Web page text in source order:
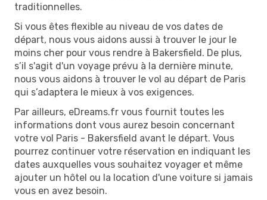
traditionnelles.
Si vous êtes flexible au niveau de vos dates de
départ, nous vous aidons aussi à trouver le jour le
moins cher pour vous rendre à Bakersfield. De plus,
s’il s'agit d'un voyage prévu à la dernière minute,
nous vous aidons à trouver le vol au départ de Paris
qui s’adaptera le mieux à vos exigences.
Par ailleurs, eDreams.fr vous fournit toutes les
informations dont vous aurez besoin concernant
votre vol Paris - Bakersfield avant le départ. Vous
pourrez continuer votre réservation en indiquant les
dates auxquelles vous souhaitez voyager et même
ajouter un hôtel ou la location d'une voiture si jamais
vous en avez besoin.